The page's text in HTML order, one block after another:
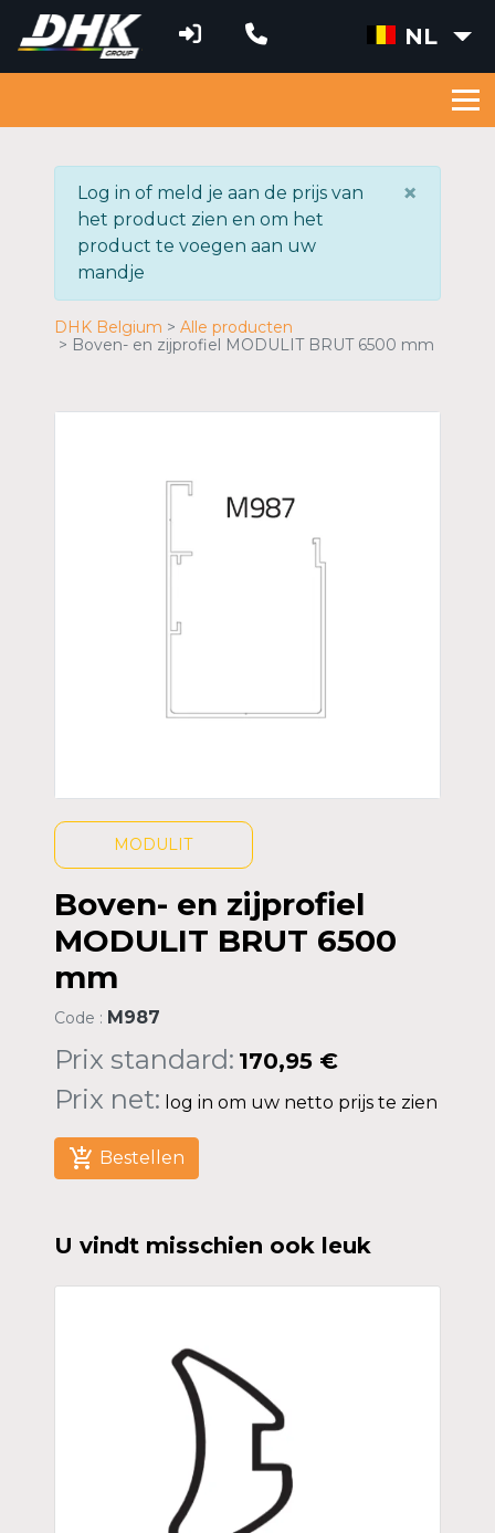
NL
×
Log in of meld je aan de prijs van
het product zien en om het
product te voegen aan uw
mandje
DHK Belgium
Alle producten
Boven- en zijprofiel MODULIT BRUT 6500 mm
MODULIT
Boven- en zijprofiel
MODULIT BRUT 6500
mm
Code : M987
Prix standard: 170,95 €
Prix net: log in om uw netto prijs te zien
add_shopping_cart Bestellen
U vindt misschien ook leuk